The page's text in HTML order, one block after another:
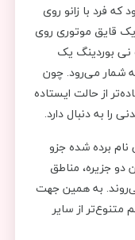
فرد با زانو روی
قایق موتوری روی
بوردینگ یک
شمار می‌رود. چون
از حالت ایستاده
به دنبال دارد.
برده شده جزو
جزیره، مناطق
به همین جهت
از سایر